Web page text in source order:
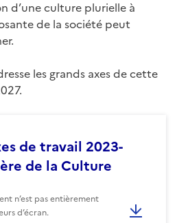
d’une culture plurielle à
de la société peut
les grands axes de cette
de travail 2023-
de la Culture
n’est pas entièrement
d’écran.